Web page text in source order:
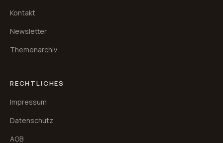
Kontakt
Newsletter
Themenarchiv
RECHTLICHES
Impressum
Datenschutz
AGB